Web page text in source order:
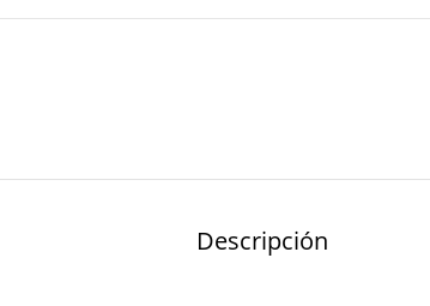
Descripción